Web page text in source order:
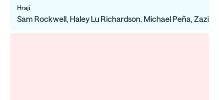
Hrají
Sam Rockwell, Haley Lu Richardson, Michael Peña, Zazie